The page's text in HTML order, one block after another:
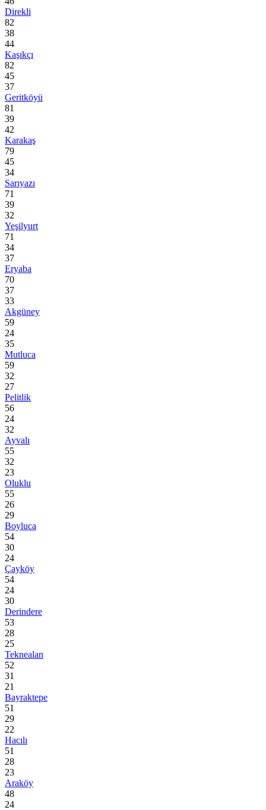
Direkli
82
38
44
Kaşıkçı
82
45
37
Geritköyü
81
39
42
Karakaş
79
45
34
Sarıyazı
71
39
32
Yeşilyurt
71
34
37
Eryaba
70
37
33
Akgüney
59
24
35
Mutluca
59
32
27
Pelitlik
56
24
32
Ayvalı
55
32
23
Oluklu
55
26
29
Boyluca
54
30
24
Çayköy
54
24
30
Derindere
53
28
25
Teknealan
52
31
21
Bayraktepe
51
29
22
Hacılı
51
28
23
Araköy
48
24